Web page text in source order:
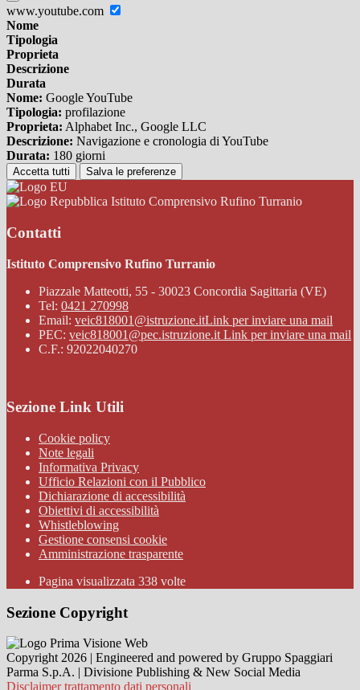
www.youtube.com
Nome
Tipologia
Proprieta
Descrizione
Durata
Nome: Google YouTube
Tipologia: profilazione
Proprieta: Alphabet Inc., Google LLC
Descrizione: Navigazione e cronologia di YouTube
Durata: 180 giorni
Accetta tutti Salva le preferenze
Istituto Comprensivo Rufino Turranio
Contatti
Istituto Comprensivo Rufino Turranio
Piazzale Matteotti, 55 - 30023 Concordia Sagittaria (VE)
Tel: 0421 270998
Email: veic818001@istruzione.itLink per inviare una mail
PEC: veic818001@pec.istruzione.it Link per inviare una mail
C.F.: 92022040270
Sezione Link Utili
Cookie policy
Note legali
Informativa Privacy
Ufficio Relazioni con il Pubblico
Dichiarazione di accessibilità
Obiettivi di accessibilità
Whistleblowing
Gestione consensi cookie
Amministrazione trasparente
Pagina visualizzata 338 volte
Sezione Copyright
Copyright 2026 | Engineered and powered by Gruppo Spaggiari
Parma S.p.A. | Divisione Publishing & New Social Media
Disclaimer trattamento dati personali